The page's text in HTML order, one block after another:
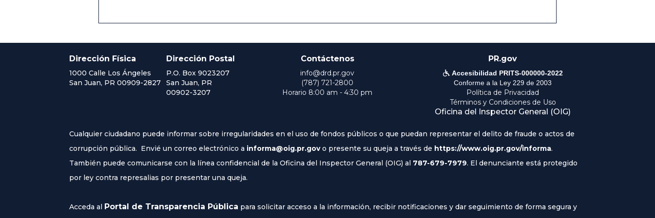
Dirección Física
1000 Calle Los Ángeles
San Juan, PR 00909-2827
Dirección Postal
P.O. Box 9023207
San Juan, PR
00902-3207
Contáctenos
info@drd.pr.gov
(787) 721-2800
Horario 8:00 am - 4:30 pm
PR.gov
 Accesibilidad PRITS-000000-2022
Conforme a la Ley 229 de 2003
Política de Privacidad
Términos y Condiciones de Uso
Oficina del Inspector General (OIG)
Cualquier ciudadano puede informar sobre irregularidades en el uso de fondos públicos o que puedan representar el delito de fraude o actos de
corrupción pública. Envié un correo electrónico a informa@oig.pr.govo presente su queja a través de https://www.oig.pr.gov/informa.
También puede comunicarse con la línea confidencial de la Oficina del Inspector General (OIG) al 787-679-7979. El denunciante está protegido
por ley contra represalias por presentar una queja.
Acceda al Portal de Transparencia Pública para solicitar acceso a la información, recibir notificaciones y dar seguimiento de forma segura y